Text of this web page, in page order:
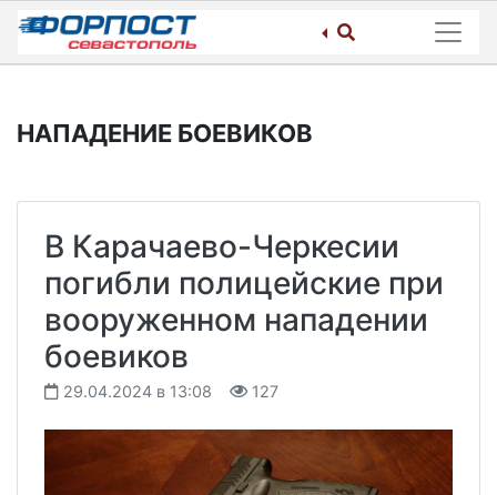
Skip
content
НАПАДЕНИЕ БОЕВИКОВ
В Карачаево-Черкесии
погибли полицейские при
вооруженном нападении
боевиков
29.04.2024 в 13:08 127